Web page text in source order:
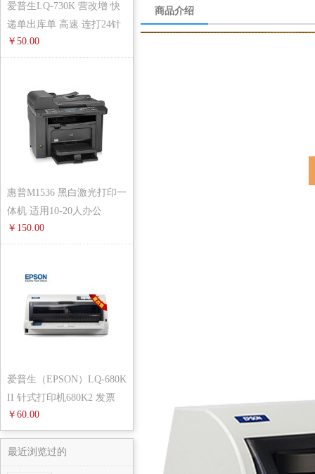
爱普生LQ-730K 营改增 快
递单出库单 高速 连打24针
针式
￥50.00
惠普M1536 黑白激光打印一
体机 适用10-20人办公
￥150.00
爱普生（EPSON）LQ-680K
II 针式打印机680K2 发票
快递单
￥60.00
最近浏览过的
商品介绍